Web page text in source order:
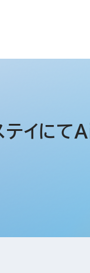
動指針
サーシップ
テイに